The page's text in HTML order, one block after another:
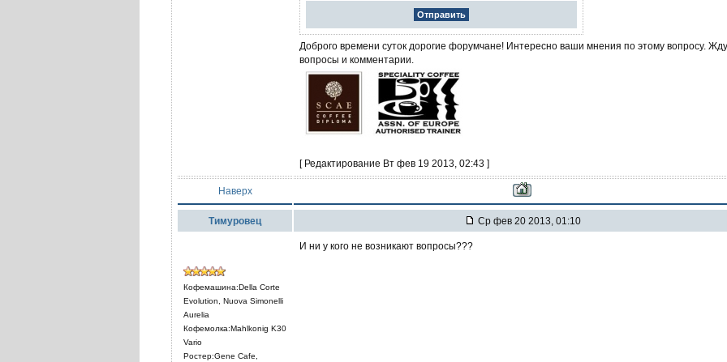
Доброго времени суток дорогие форумчане! Интересно ваши мнения по этому вопросу. Жду
вопросы и комментарии.
[ Редактирование Вт фев 19 2013, 02:43 ]
Наверх
Тимуровец Ср фев 20 2013, 01:10
Кофемашина:Della Corte
Evolution, Nuova Simonelli
Aurelia
Кофемолка:Mahlkonig K30
Vario
Ростер:Gene Cafe,
И ни у кого не возникают вопросы???